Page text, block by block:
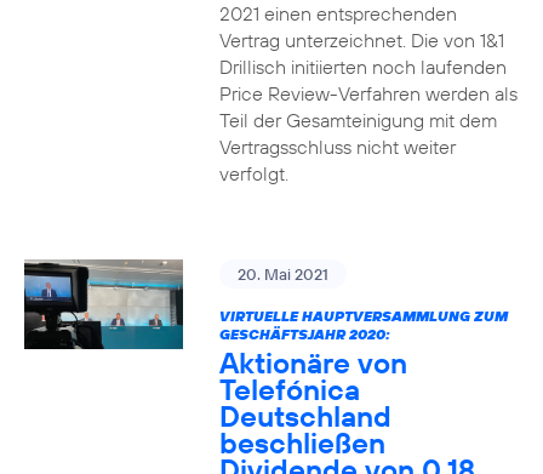
2021 einen entsprechenden
Vertrag unterzeichnet. Die von 1&1
Drillisch initiierten noch laufenden
Price Review-Verfahren werden als
Teil der Gesamteinigung mit dem
Vertragsschluss nicht weiter
verfolgt.
20. Mai 2021
VIRTUELLE HAUPTVERSAMMLUNG ZUM
GESCHÄFTSJAHR 2020:
Aktionäre von
Telefónica
Deutschland
beschließen